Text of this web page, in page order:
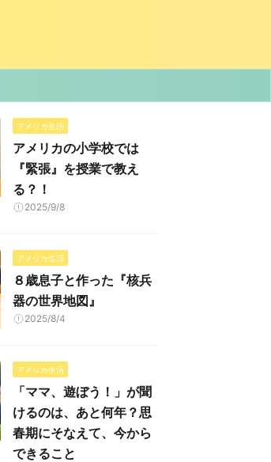
アメリカ生活
アメリカの小学校では
『緊張』を授業で教え
る？！
2025/9/8
アメリカ生活
８歳息子と作った『核兵
器の世界地図』
2025/8/4
アメリカ生活
「ママ、遊ぼう！」が聞
けるのは、あと何年？思
春期にそなえて、今から
できること